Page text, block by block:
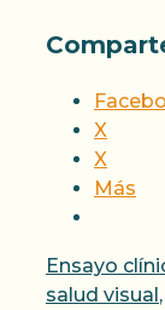
X
X
Más
Categorías
Ensayo
salud visual,